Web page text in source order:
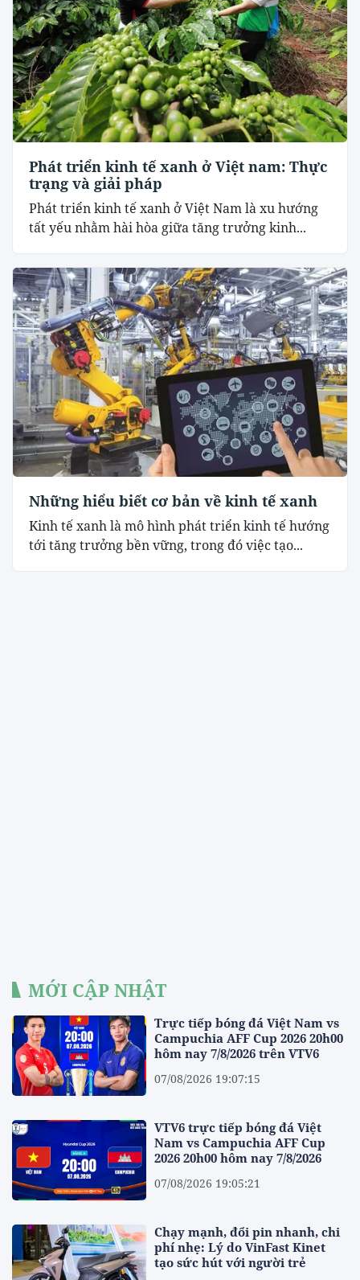
Phát triển kinh tế xanh ở Việt nam: Thực
trạng và giải pháp
Phát triển kinh tế xanh ở Việt Nam là xu hướng
tất yếu nhằm hài hòa giữa tăng trưởng kinh...
Những hiểu biết cơ bản về kinh tế xanh
Kinh tế xanh là mô hình phát triển kinh tế hướng
tới tăng trưởng bền vững, trong đó việc tạo...
MỚI CẬP NHẬT
Trực tiếp bóng đá Việt Nam vs
Campuchia AFF Cup 2026 20h00
hôm nay 7/8/2026 trên VTV6
07/08/2026 19:07:15
VTV6 trực tiếp bóng đá Việt
Nam vs Campuchia AFF Cup
2026 20h00 hôm nay 7/8/2026
07/08/2026 19:05:21
Chạy mạnh, đổi pin nhanh, chi
phí nhẹ: Lý do VinFast Kinet
tạo sức hút với người trẻ